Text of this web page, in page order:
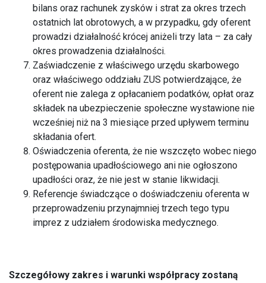
bilans oraz rachunek zysków i strat za okres trzech
ostatnich lat obrotowych, a w przypadku, gdy oferent
prowadzi działalność krócej aniżeli trzy lata – za cały
okres prowadzenia działalności.
Zaświadczenie z właściwego urzędu skarbowego
oraz właściwego oddziału ZUS potwierdzające, że
oferent nie zalega z opłacaniem podatków, opłat oraz
składek na ubezpieczenie społeczne wystawione nie
wcześniej niż na 3 miesiące przed upływem terminu
składania ofert.
Oświadczenia oferenta, że nie wszczęto wobec niego
postępowania upadłościowego ani nie ogłoszono
upadłości oraz, że nie jest w stanie likwidacji.
Referencje świadczące o doświadczeniu oferenta w
przeprowadzeniu przynajmniej trzech tego typu
imprez z udziałem środowiska medycznego.
Szczegółowy zakres i warunki współpracy zostaną